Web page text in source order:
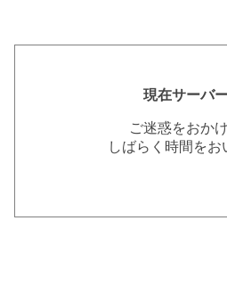
現在サーバ
ご迷惑をおか
しばらく時間を